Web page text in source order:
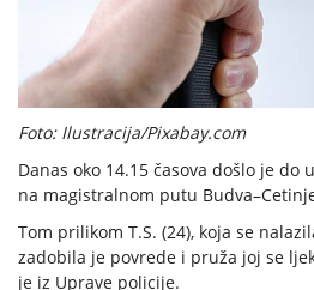
Foto: Ilustracija/Pixabay.com
Danas oko 14.15 časova došlo je
na magistralnom putu
Tom prilikom T.S. (24), koja se
zadobila je povrede i pruža joj se
je iz Uprave policije.